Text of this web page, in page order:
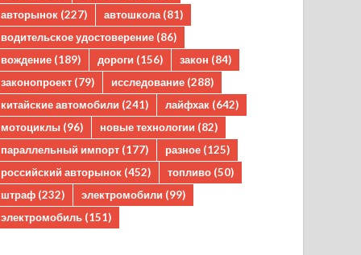
авторынок (227) автошкола (81)
водительское удостоверение (86)
вождение (189) дороги (156) закон (84)
законопроект (79) исследование (288)
китайские автомобили (241) лайфхак (642)
мотоциклы (96) новые технологии (82)
параллельный импорт (177) разное (125)
российский авторынок (452) топливо (50)
штраф (232) электромобили (99)
электромобиль (151)